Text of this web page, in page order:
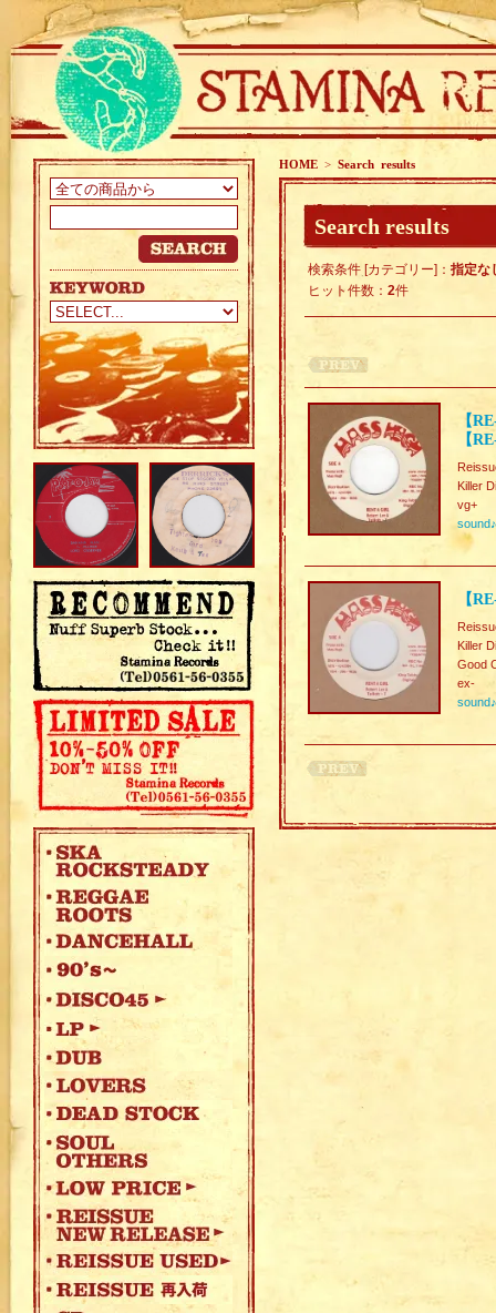
HOME > Search results
Search results
検索条件 [カテゴリー]： 指定な
ヒット件数： 2件
【
【
Killer
vg+
sound♪
【
Killer
Good
ex-
sound♪